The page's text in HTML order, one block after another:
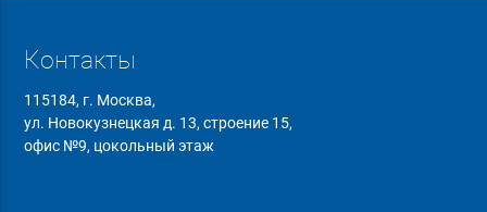
Контакты
115184, г. Москва,
ул. Новокузнецкая д. 13, строение 15,
офис №9, цокольный этаж